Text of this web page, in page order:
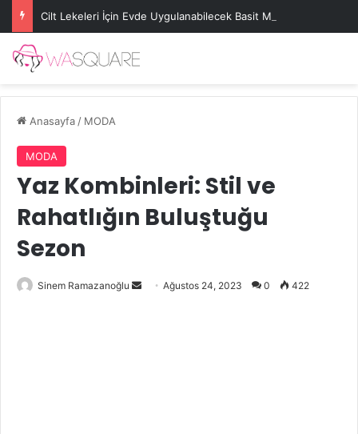
Cilt Lekeleri İçin Evde Uygulanabilecek Basit Maskeler
Anasayfa/ MODA
MODA
Yaz Kombinleri: Stil ve
Rahatlığın Buluştuğu
Sezon
Sinem Ramazanoğlu
Bir
Ağustos 24, 2023 0 422